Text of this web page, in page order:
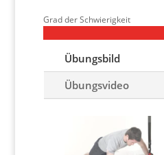
Grad der Schwierigkeit
Übungsbild
Übungsvideo